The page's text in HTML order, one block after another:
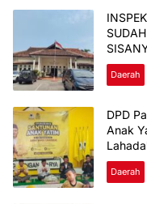
Sinergi Cetak Atlet
Hadiah Total Puluhan
Rupiah
Daerah
DPD
Anak
Daerah